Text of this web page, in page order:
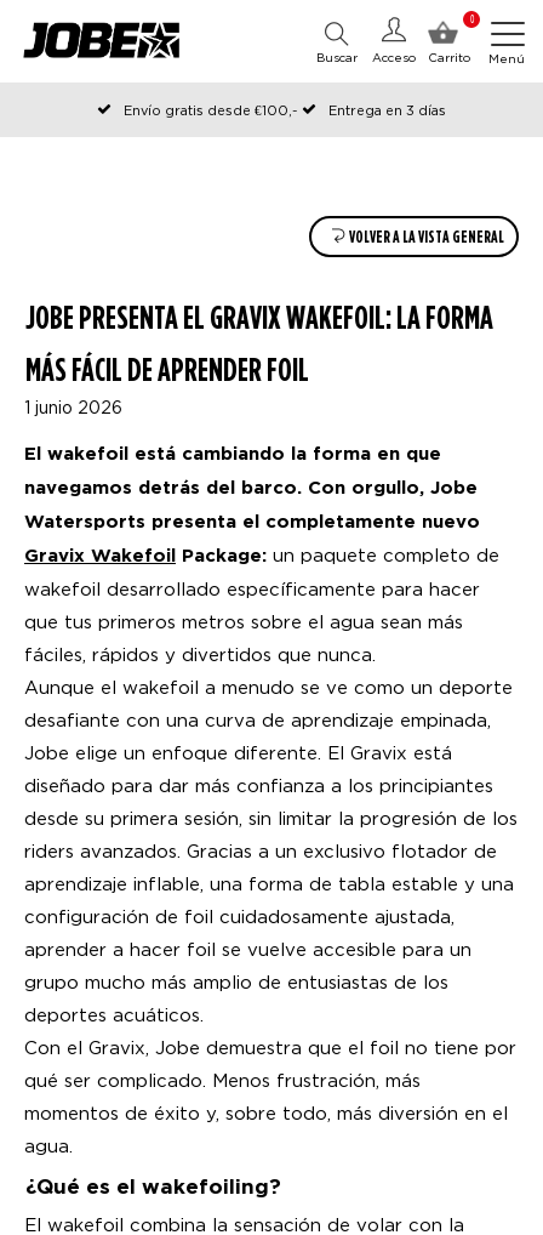
0
Carrito
Acceso
Buscar Menú
Envío gratis desde €100,-
Entrega en 3 días
Pedido antes de las 12:00 en días hábiles, enviado el mismo día
VOLVER A LA VISTA GENERAL
JOBE PRESENTA EL GRAVIX WAKEFOIL: LA FORMA
MÁS FÁCIL DE APRENDER FOIL
1 junio 2026
El wakefoil está cambiando la forma en que
navegamos detrás del barco. Con orgullo, Jobe
Watersports presenta el completamente nuevo
Gravix Wakefoil Package: un paquete completo de
wakefoil desarrollado específicamente para hacer
que tus primeros metros sobre el agua sean más
fáciles, rápidos y divertidos que nunca.
Aunque el wakefoil a menudo se ve como un deporte
desafiante con una curva de aprendizaje empinada,
Jobe elige un enfoque diferente. El Gravix está
diseñado para dar más confianza a los principiantes
desde su primera sesión, sin limitar la progresión de los
riders avanzados. Gracias a un exclusivo flotador de
aprendizaje inflable, una forma de tabla estable y una
configuración de foil cuidadosamente ajustada,
aprender a hacer foil se vuelve accesible para un
grupo mucho más amplio de entusiastas de los
deportes acuáticos.
Con el Gravix, Jobe demuestra que el foil no tiene por
qué ser complicado. Menos frustración, más
momentos de éxito y, sobre todo, más diversión en el
agua.
¿Qué es el wakefoiling?
El wakefoil combina la sensación de volar con la